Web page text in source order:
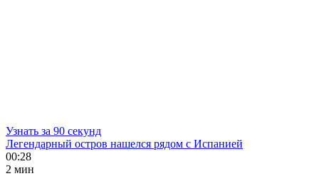
Узнать за 90 секунд
Легендарный остров нашелся рядом с Испанией
00:28
2 мин